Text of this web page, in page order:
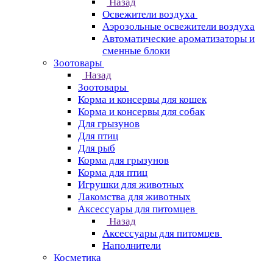
Освежители воздуха
Аэрозольные освежители воздуха
Автоматические ароматизаторы и
сменные блоки
Зоотовары
Назад
Зоотовары
Корма и консервы для кошек
Корма и консервы для собак
Для грызунов
Для птиц
Для рыб
Корма для грызунов
Корма для птиц
Игрушки для животных
Лакомства для животных
Аксессуары для питомцев
Назад
Аксессуары для питомцев
Наполнители
Косметика